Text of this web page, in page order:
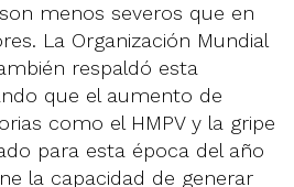
menos severos que en
La Organización Mundial
respaldó esta
que el aumento de
como el HMPV y la gripe
para esta época del año
la capacidad de generar